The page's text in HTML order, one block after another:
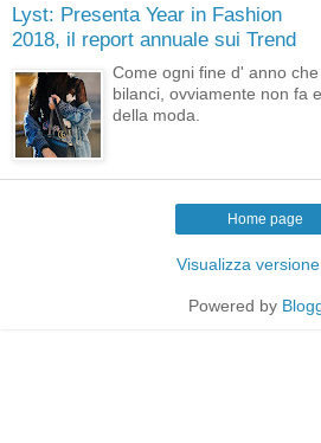
Lyst: Presenta Year in Fashion
2018, il report annuale sui Trend
Come ogni fine d' anno
bilanci, ovviamente non fa
della moda.
Home page
Visualizza
Powered by